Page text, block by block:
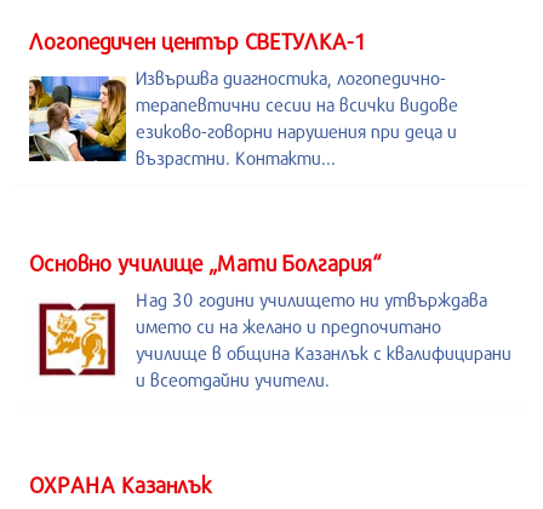
Логопедичен център СВЕТУЛКА-1
Извършва диагностика, логопедично-
терапевтични сесии на всички видове
езиково-говорни нарушения при деца и
възрастни. Контакти...
Основно училище „Мати Болгария“
Над 30 години училището ни утвърждава
името си на желано и предпочитано
училище в община Казанлък с квалифицирани
и всеотдайни учители.
ОХРАНА Казанлък